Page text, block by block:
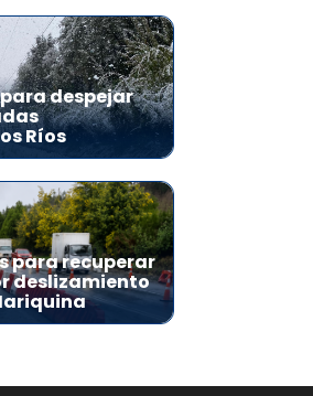
despejar
Ríos
para recuperar
deslizamiento